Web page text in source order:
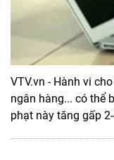
VTV.vn - Hành vi
ngân hàng... có thể
phạt này tăng gấp